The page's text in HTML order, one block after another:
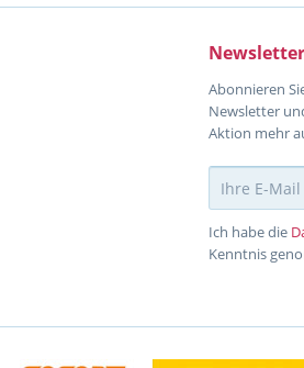
Newsletter
Abonnieren
Newsletter
Aktion mehr
Ich habe die
Kenntnis